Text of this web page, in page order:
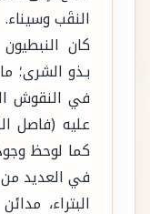
النقَب وسيناء.
كان
بـذو الشرى؛
في النقوش
عليه (فاصل
كما لوحظ
في العديد
البتراء،